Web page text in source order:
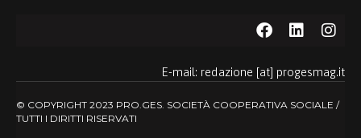
E-mail: redazione [at] progesmag.it
© COPYRIGHT 2023 PRO.GES. SOCIETÀ COOPERATIVA SOCIALE /
TUTTI I DIRITTI RISERVATI